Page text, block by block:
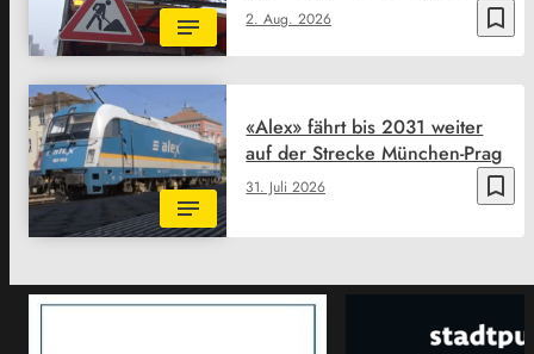
bookmark_border
2. Aug. 2026
bookmark_border
31. Juli 2026
«Alex» fährt bis 2031 weiter
auf der Strecke München-Prag